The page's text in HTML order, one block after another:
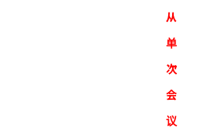
从
单
次
会
议